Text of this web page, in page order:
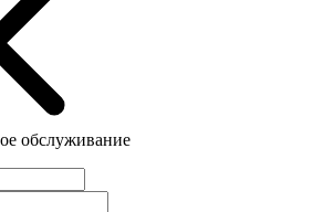
обслуживание